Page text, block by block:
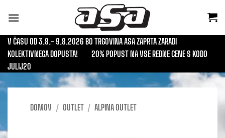
V ČASU OD 3.8.- 9.8.2026 BO TRGOVINA ASA ZAPRTA ZARADI
KOLEKTIVNEGA DOPUSTA!
20% POPUST NA VSE REDNE CENE S KODO
JULIJ20
DOMOV / OUTLET / ALPINA OUTLET